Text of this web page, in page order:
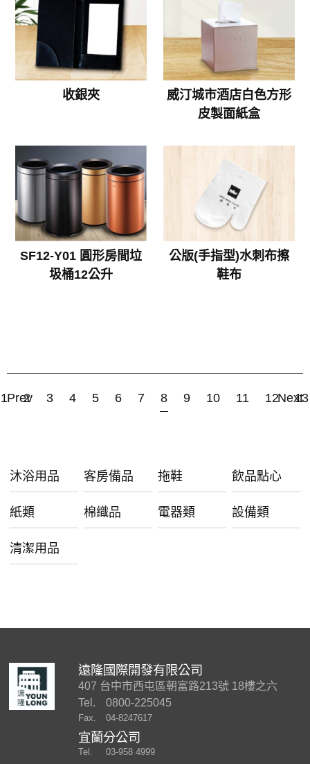
收銀夾
威汀城市酒店白色方形
皮製面紙盒
SF12-Y01 圓形房間垃
圾桶12公升
公版(手指型)水刺布擦
鞋布
Prev
1 2 3 4 5 6 7 8 9 10 11 12 13
Next
沐浴用品 客房備品 拖鞋 飲品點心
紙類 棉織品 電器類 設備類
清潔用品
遠隆國際開發有限公司
407 台中市西屯區朝富路213號 18樓之六
Tel.
0800-225045
Fax. 04-8247617
宜蘭分公司
Tel. 03-958 4999